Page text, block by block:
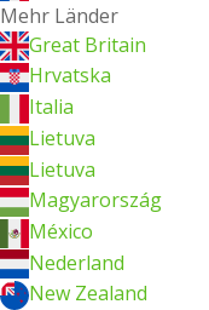
Mehr Länder
Great Britain
Hrvatska
Italia
Lietuva
Lietuva
Magyarország
México
Nederland
New Zealand